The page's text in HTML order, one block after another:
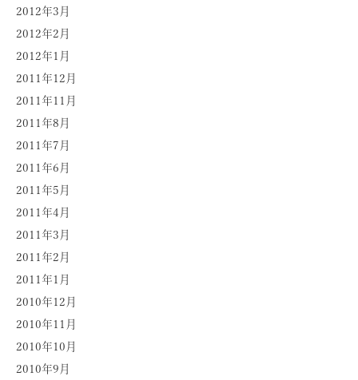
2012年3月
2012年2月
2012年1月
2011年12月
2011年11月
2011年8月
2011年7月
2011年6月
2011年5月
2011年4月
2011年3月
2011年2月
2011年1月
2010年12月
2010年11月
2010年10月
2010年9月